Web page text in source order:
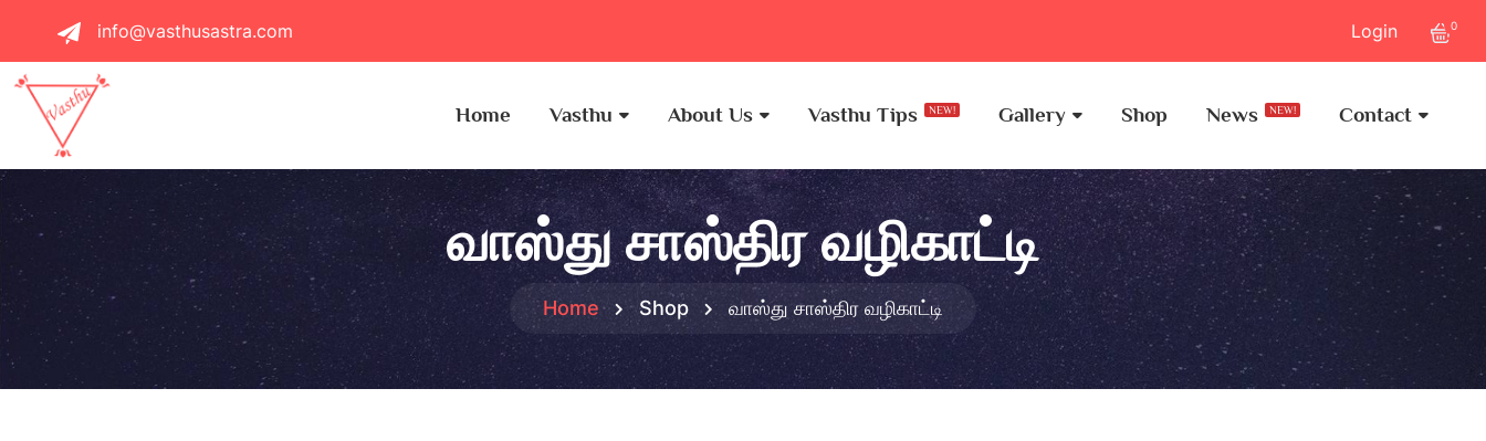
info@vasthusastra.com Login 0
Home Vasthu About Us Vasthu Tips NEW! Gallery Shop News NEW! Contact
வாஸ்து சாஸ்திர வழிகாட்டி
Home Shop வாஸ்து சாஸ்திர வழிகாட்டி